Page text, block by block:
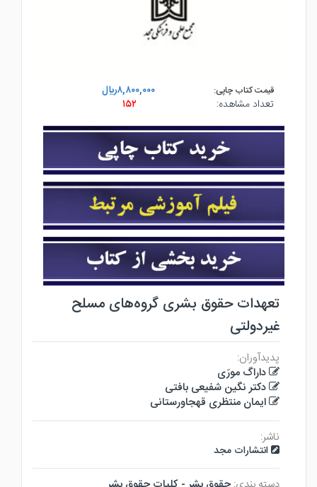
قیمت کتاب چاپی:
۸,۸۰۰,۰۰۰ريال
تعداد مشاهده:
۱۵۲
تعهدات حقوق بشری گروه‌های مسلح
غیردولتی
پدیدآوران:
داراگ مورَی
دکتر نگین شفیعی بافتی
ایمان منتظری قهجاورستانی
ناشر:
انتشارات مجد